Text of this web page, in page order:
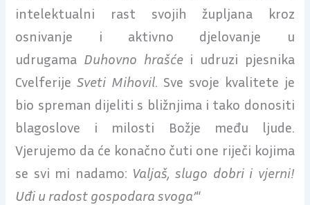
intelektualni rast svojih župljana kroz
osnivanje i aktivno djelovanje u
udrugama Duhovno hrašćei udruzi pjesnika
CvelferijeSveti Mihovil. Sve svoje kvalitete je
bio spreman dijeliti s bližnjima i tako donositi
blagoslove i milosti Božje među ljude.
Vjerujemo da će konačno čuti one riječi kojima
se svi mi nadamo: Valjaš, slugo dobri i vjerni!
Uđi u radost gospodara svoga’“